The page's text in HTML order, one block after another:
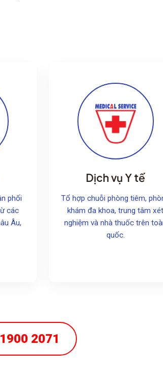
phối
các
Âu,
Dịch vụ Y tế
Tổ hợp chuỗi phòng tiêm,
khám đa khoa, trung tâm xét
nghiệm và nhà thuốc trên
quốc.
1900 2071